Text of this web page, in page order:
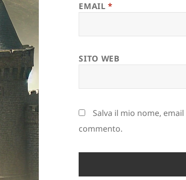
EMAIL*
SITO WEB
Salva il mio nome,
commento.